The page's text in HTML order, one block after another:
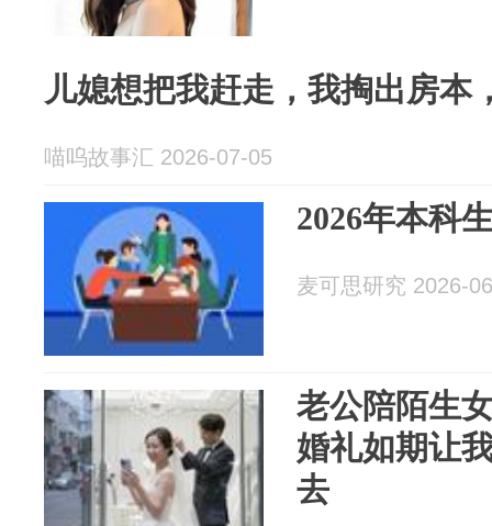
儿媳想把我赶走，我掏出房本
喵呜故事汇 2026-07-05
2026年本科
麦可思研究 2026-
老公陪陌生
婚礼如期让
去